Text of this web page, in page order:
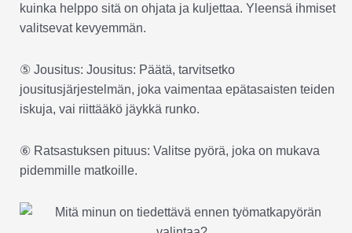
kuinka helppo sitä on ohjata ja kuljettaa. Yleensä ihmiset
valitsevat kevyemmän.
⑤ Jousitus: Jousitus: Päätä, tarvitsetko
jousitusjärjestelmän, joka vaimentaa epätasaisten teiden
iskuja, vai riittääkö jäykkä runko.
⑥ Ratsastuksen pituus: Valitse pyörä, joka on mukava
pidemmille matkoille.